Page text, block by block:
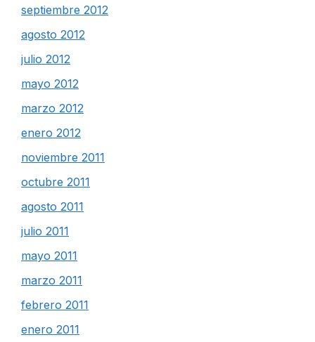
septiembre 2012
agosto 2012
julio 2012
mayo 2012
marzo 2012
enero 2012
noviembre 2011
octubre 2011
agosto 2011
julio 2011
mayo 2011
marzo 2011
febrero 2011
enero 2011